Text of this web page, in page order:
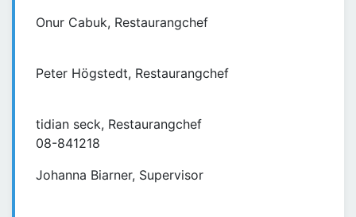
Onur Cabuk, Restaurangchef
Peter Högstedt, Restaurangchef
tidian seck, Restaurangchef
08-841218
Johanna Biarner, Supervisor